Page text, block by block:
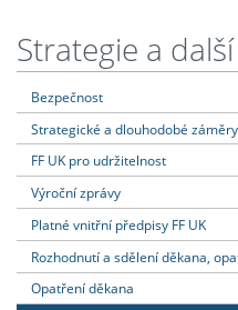
Strategie a
Bezpečnost
Strategické a dlouhodobé záměry
FF UK pro udržitelnost
Výroční zprávy
Platné vnitřní předpisy FF UK
Rozhodnutí a sdělení děkana,
Opatření děkana